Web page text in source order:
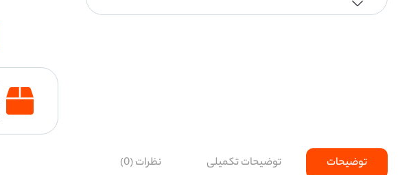
توضیحات توضیحات تکمیلی نظرات (0)